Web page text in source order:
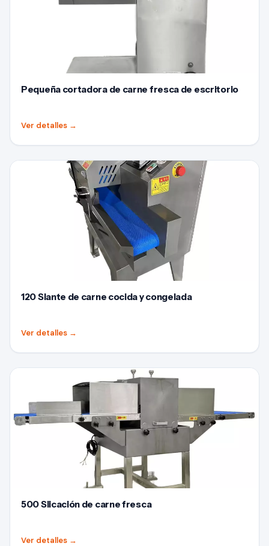
Pequeña cortadora de carne fresca de escritorio
Ver detalles →
120 Slante de carne cocida y congelada
Ver detalles →
500 Slicación de carne fresca
Ver detalles →